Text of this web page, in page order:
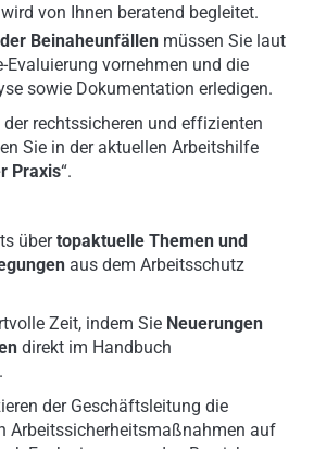
wird von Ihnen beratend begleitet.
Beinaheunfällen müssen Sie laut
Evaluierung vornehmen und die
sowie Dokumentation erledigen.
rechtssicheren und effizienten
Sie in der aktuellen Arbeitshilfe
Praxis“.
übertopaktuelle Themen und
aus dem Arbeitsschutz
Zeit, indem Sie Neuerungen
direkt im Handbuch
der Geschäftsleitung die
Arbeitssicherheitsmaßnahmen auf